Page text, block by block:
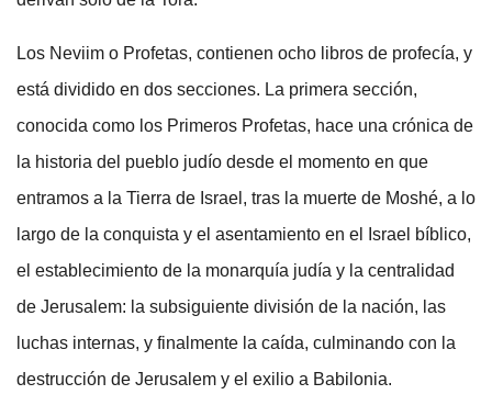
Los Neviim o Profetas, contienen ocho libros de profecía, y
está dividido en dos secciones. La primera sección,
conocida como los Primeros Profetas, hace una crónica de
la historia del pueblo judío desde el momento en que
entramos a la Tierra de Israel, tras la muerte de Moshé, a lo
largo de la conquista y el asentamiento en el Israel bíblico,
el establecimiento de la monarquía judía y la centralidad
de Jerusalem: la subsiguiente división de la nación, las
luchas internas, y finalmente la caída, culminando con la
destrucción de Jerusalem y el exilio a Babilonia.